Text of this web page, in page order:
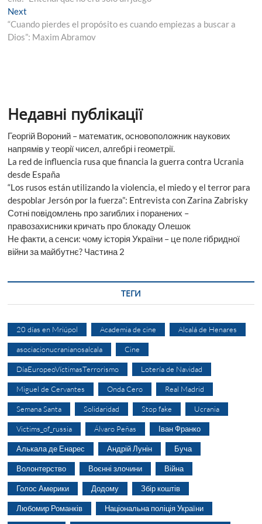
Next
post:
“Cuando pierdes el propósito es cuando empiezas a buscar a
Dios”: Maxim Abramov
Недавні публікації
Георгій Вороний – математик, основоположник наукових
напрямів у теорії чисел, алгебрі і геометрії.
La red de influencia rusa que financia la guerra contra Ucrania
desde España
“Los rusos están utilizando la violencia, el miedo y el terror para
despoblar Jersón por la fuerza”: Entrevista con Zarina Zabrisky
Сотні повідомлень про загиблих і поранених –
правозахисники кричать про блокаду Олешок
Не факти, а сенси: чому історія України – це поле гібридної
війни за майбутнє? Частина 2
ТЕГИ
20 días en Mriúpol Academia de cine Alcalá de Henares
asociacionucranianosalcala Cine
DíaEuropeoVíctimasTerrorismo Lotería de Navidad
Miguel de Cervantes Onda Cero Real Madrid
Semana Santa Solidaridad Stop fake Ucrania
Victims_of_russia Álvaro Peñas Іван Франко
Алькала де Енарес Андрій Лунін Буча
Волонтерство Воєнні злочини Війна
Голос Америки Додому Збір коштів
Любомир Романків Національна поліція України